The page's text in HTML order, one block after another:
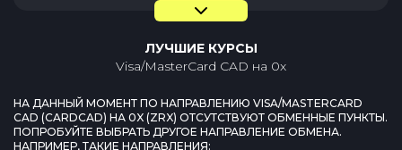
ЛУЧШИЕ КУРСЫ
Visa/MasterCard CAD на 0x
НА ДАННЫЙ МОМЕНТ ПО НАПРАВЛЕНИЮ VISA/MASTERCARD
CAD (CARDCAD) НА 0X (ZRX) ОТСУТСТВУЮТ ОБМЕННЫЕ ПУНКТЫ.
ПОПРОБУЙТЕ ВЫБРАТЬ ДРУГОЕ НАПРАВЛЕНИЕ ОБМЕНА.
НАПРИМЕР, ТАКИЕ НАПРАВЛЕНИЯ: